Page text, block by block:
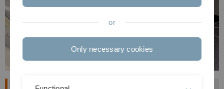
or
Only necessary cookies